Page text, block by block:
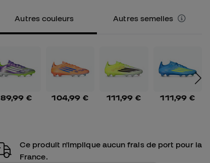
Autres couleurs Autres semelles
89,99 € 104,99 € 111,99 € 111,99 €
Ce produit n'implique aucun frais de port pour la
France.